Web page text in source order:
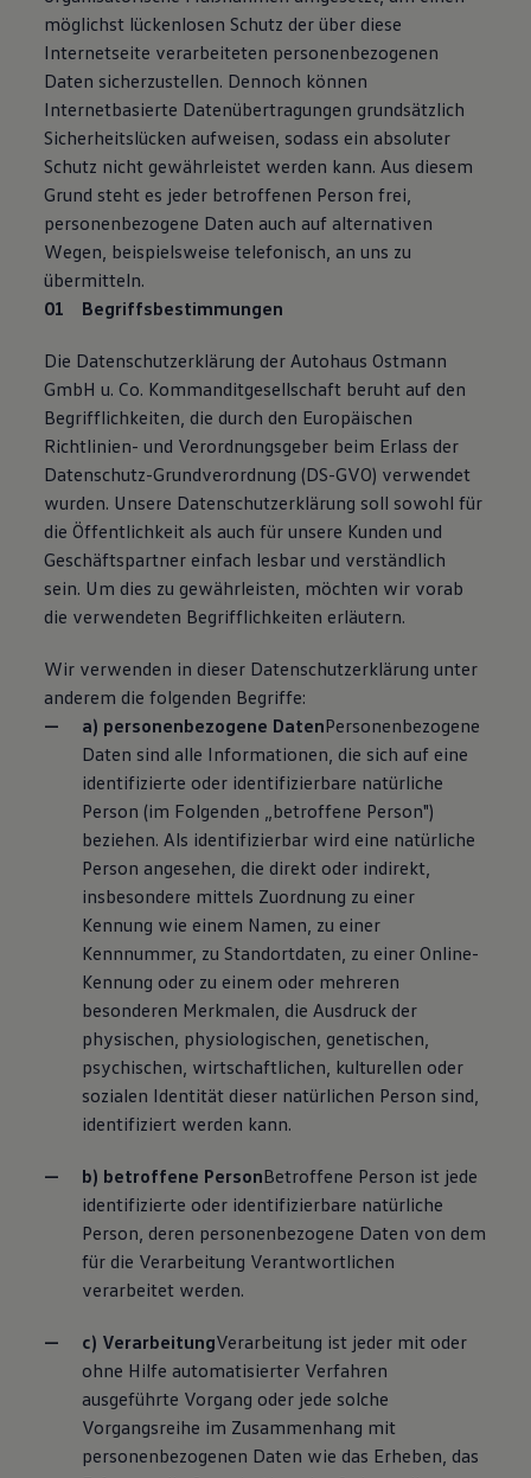
möglichst lückenlosen Schutz der über diese
Internetseite verarbeiteten personenbezogenen
Daten sicherzustellen. Dennoch können
Internetbasierte Datenübertragungen grundsätzlich
Sicherheitslücken aufweisen, sodass ein absoluter
Schutz nicht gewährleistet werden kann. Aus diesem
Grund steht es jeder betroffenen Person frei,
personenbezogene Daten auch auf alternativen
Wegen, beispielsweise telefonisch, an uns zu
übermitteln.
Begriffsbestimmungen
Die Datenschutzerklärung der Autohaus Ostmann
GmbH u. Co. Kommanditgesellschaft beruht auf den
Begrifflichkeiten, die durch den Europäischen
Richtlinien- und Verordnungsgeber beim Erlass der
Datenschutz-Grundverordnung (DS-GVO) verwendet
wurden. Unsere Datenschutzerklärung soll sowohl für
die Öffentlichkeit als auch für unsere Kunden und
Geschäftspartner einfach lesbar und verständlich
sein. Um dies zu gewährleisten, möchten wir vorab
die verwendeten Begrifflichkeiten erläutern.
Wir verwenden in dieser Datenschutzerklärung unter
anderem die folgenden Begriffe:
a) personenbezogene DatenPersonenbezogene
Daten sind alle Informationen, die sich auf eine
identifizierte oder identifizierbare natürliche
Person (im Folgenden „betroffene Person")
beziehen. Als identifizierbar wird eine natürliche
Person angesehen, die direkt oder indirekt,
insbesondere mittels Zuordnung zu einer
Kennung wie einem Namen, zu einer
Kennnummer, zu Standortdaten, zu einer Online-
Kennung oder zu einem oder mehreren
besonderen Merkmalen, die Ausdruck der
physischen, physiologischen, genetischen,
psychischen, wirtschaftlichen, kulturellen oder
sozialen Identität dieser natürlichen Person sind,
identifiziert werden kann.
b) betroffene PersonBetroffene Person ist jede
identifizierte oder identifizierbare natürliche
Person, deren personenbezogene Daten von dem
für die Verarbeitung Verantwortlichen
verarbeitet werden.
c) VerarbeitungVerarbeitung ist jeder mit oder
ohne Hilfe automatisierter Verfahren
ausgeführte Vorgang oder jede solche
Vorgangsreihe im Zusammenhang mit
personenbezogenen Daten wie das Erheben, das